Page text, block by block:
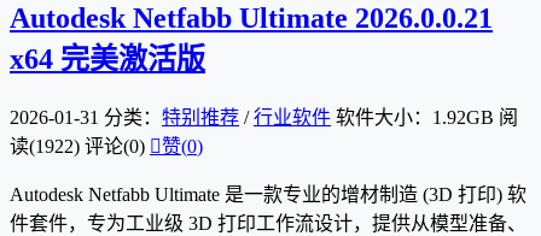
Autodesk Netfabb Ultimate 2026.0.0.21
x64 完美激活版
2026-01-31 分类： 特别推荐 /行业软件 软件大小：1.92GB 阅
读(1922) 评论(0) 赞(0)
Autodesk Netfabb Ultimate 是一款专业的增材制造 (3D 打印) 软
件套件，专为工业级 3D 打印工作流设计，提供从模型准备、